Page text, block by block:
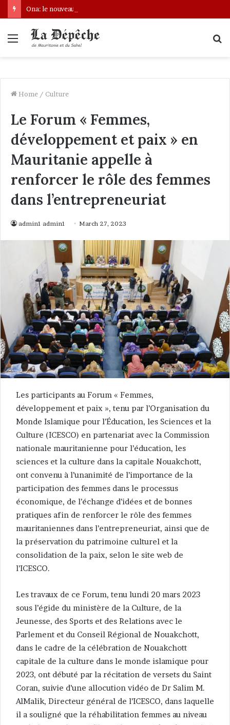
Ona: le nouveau bâtonnier installé
Menu
Home / Culture
Le Forum « Femmes,
développement et paix » en
Mauritanie appelle à
renforcer le rôle des femmes
dans l’entrepreneuriat
admin1 admin1 March 27, 2023
Les participants au Forum « Femmes,
développement et paix », tenu par l’Organisation du
Monde Islamique pour l’Éducation, les Sciences et la
Culture (ICESCO) en partenariat avec la Commission
nationale mauritanienne pour l’éducation, les
sciences et la culture dans la capitale Nouakchott,
ont convenu à l’unanimité de l’importance de la
participation des femmes dans le processus
économique, de l’échange d’idées et de bonnes
pratiques afin de renforcer le rôle des femmes
mauritaniennes dans l’entrepreneuriat, ainsi que de
la préservation du patrimoine culturel et la
consolidation de la paix, selon le site web de
l’ICESCO.
Les travaux de ce Forum, tenu lundi 20 mars 2023
sous l’égide du ministère de la Culture, de la
Jeunesse, des Sports et des Relations avec le
Parlement et du Conseil Régional de Nouakchott,
dans le cadre de la célébration de Nouakchott
capitale de la culture dans le monde islamique pour
2023, ont débuté par la récitation de versets du Saint
Coran, suivie d’une allocution vidéo de Dr Salim M.
AlMalik, Directeur général de l’ICESCO, dans laquelle
il a souligné que la réhabilitation femmes au niveau